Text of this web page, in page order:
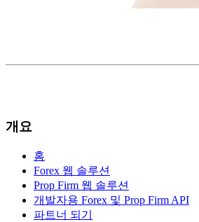
개요
홈
Forex 웹 솔루션
Prop Firm 웹 솔루션
개발자용 Forex 및 Prop Firm API
파트너 되기